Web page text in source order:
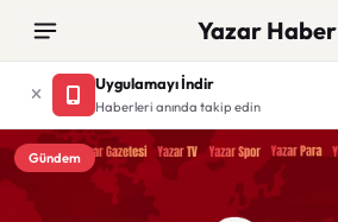
Yazar Haber
Uygulamayı İndir
Haberleri anında takip edin
Gündem